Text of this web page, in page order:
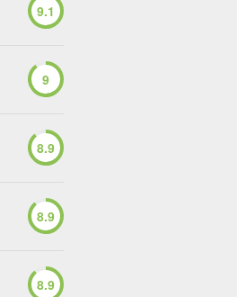
9.1
9
8.9
8.9
8.9